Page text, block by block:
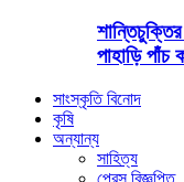
পাহাড়ি পাঁচ
সাংস্কৃতি বিনোদ
কৃষি
অন্যান্য
সাহিত্য
প্রেস বিজ্ঞপ্তি